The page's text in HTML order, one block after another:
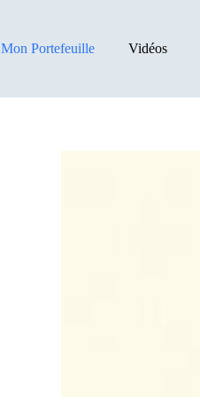
Mon Portefeuille Vidéos